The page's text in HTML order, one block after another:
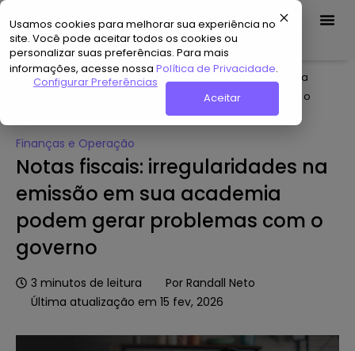
Usamos cookies para melhorar sua experiência no
site. Você pode aceitar todos os cookies ou
personalizar suas preferências. Para mais
informações, acesse nossa Política de Privacidade.
Configurar Preferências
Aceitar
Demo Grátis
Home»Hub de Conteúdo»Notas fiscais: irregularidades na
emissão em sua academia podem gerar problemas com o
Finanças e Operação
Notas fiscais: irregularidades na
emissão em sua academia
podem gerar problemas com o
governo
3 minutos de leitura Por Randall Neto
Última atualização em 15 fev, 2026